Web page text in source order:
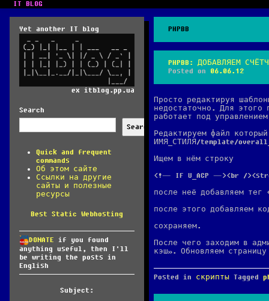
IT BLOG
Yet another IT blog
ex itblog.pp.ua
Search
Search
Quick and frequent
commands
Об этом сайте
Ссылки на другие
сайты и полезные
ресурсы
Best Static Webhosting
DONATE if you found
anything useful, then I'll
be writing the posts in
English
Subject:
PHPBB
PHPBB: ДОБАВЛЯЕМ
Posted on 06.06.12
Просто редактируя
недостаточно. Для этого
работает под управлением
Редактируем файл
ИМЯ_СТИЛЯ/template/
Ищем в нём строку
<!— IF U_ACP —><br /
после неё добавляем тег
после этого добавляем
сохраняем.
После чего заходим в
кэш». Обновляем
Posted in скрипты Tagged